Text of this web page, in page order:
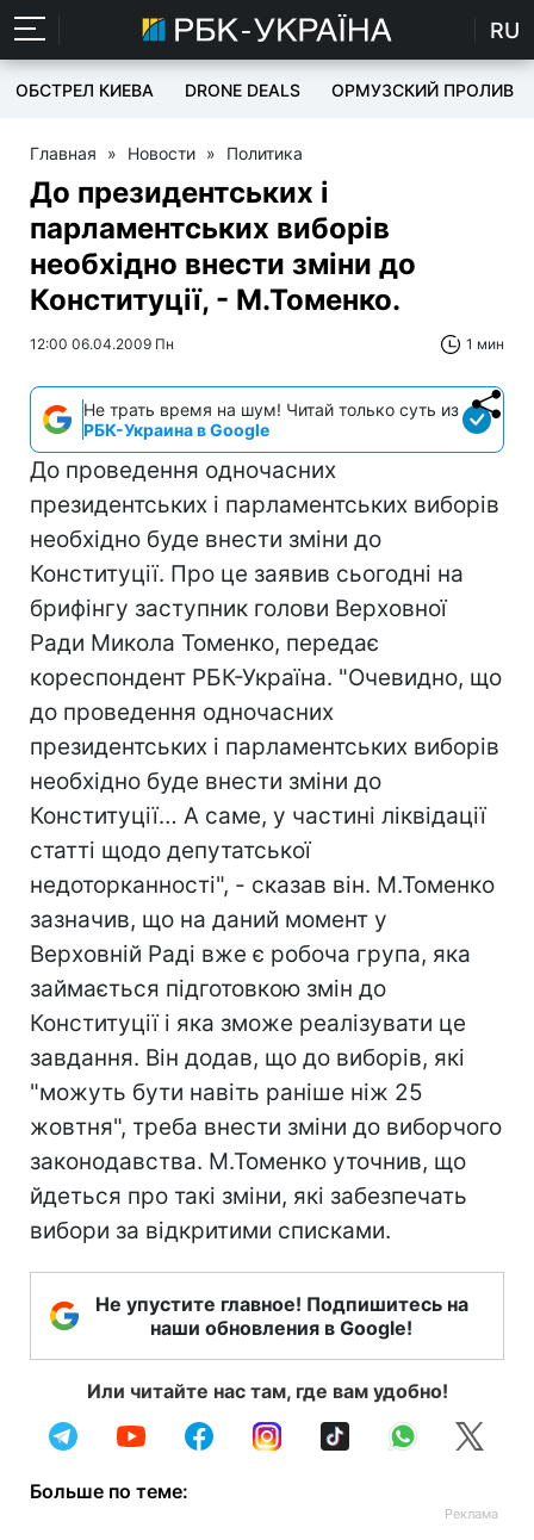
RU
ОБСТРЕЛ КИЕВА DRONE DEALS ОРМУЗСКИЙ ПРОЛИВ
Главная » Новости » Политика
До президентських і
парламентських виборів
необхідно внести зміни до
Конституції, - М.Томенко.
12:00 06.04.2009 Пн 1 мин
Не трать время на шум! Читай только суть из
РБК-Украина в Google
До проведення одночасних
президентських і парламентських виборів
необхідно буде внести зміни до
Конституції. Про це заявив сьогодні на
брифінгу заступник голови Верховної
Ради Микола Томенко, передає
кореспондент РБК-Україна. "Очевидно, що
до проведення одночасних
президентських і парламентських виборів
необхідно буде внести зміни до
Конституції… А саме, у частині ліквідації
статті щодо депутатської
недоторканності", - сказав він. М.Томенко
зазначив, що на даний момент у
Верховній Раді вже є робоча група, яка
займається підготовкою змін до
Конституції і яка зможе реалізувати це
завдання. Він додав, що до виборів, які
"можуть бути навіть раніше ніж 25
жовтня", треба внести зміни до виборчого
законодавства. М.Томенко уточнив, що
йдеться про такі зміни, які забезпечать
вибори за відкритими списками.
Не упустите главное! Подпишитесь на
наши обновления в Google!
Или читайте нас там, где вам удобно!
Больше по теме: